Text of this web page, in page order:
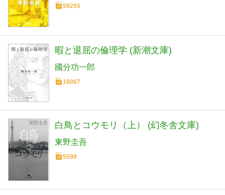
59255
暇と退屈の倫理学 (新潮文庫)
國分功一郎
10067
白鳥とコウモリ（上） (幻冬舎文庫)
東野圭吾
5599